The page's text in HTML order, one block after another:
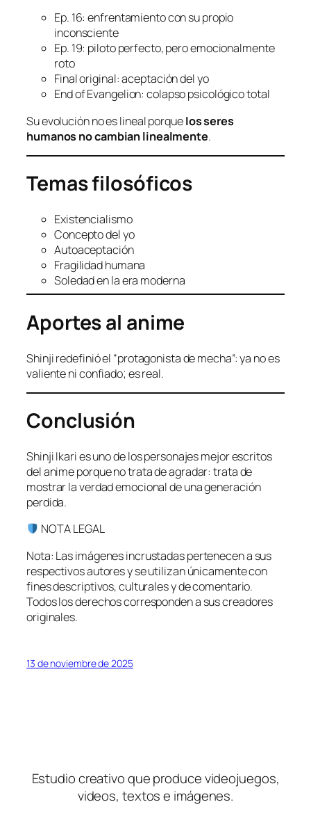
Ep. 16: enfrentamiento con su propio
inconsciente
Ep. 19: piloto perfecto, pero emocionalmente
roto
Final original: aceptación del yo
End of Evangelion: colapso psicológico total
Su evolución no es lineal porquelos seres
humanos no cambian linealmente.
Temas filosóficos
Existencialismo
Concepto del yo
Autoaceptación
Fragilidad humana
Soledad en la era moderna
Aportes al anime
Shinji redefinió el “protagonista de mecha”: ya no es
valiente ni confiado; es real.
Conclusión
Shinji Ikari es uno de los personajes mejor escritos
del anime porque no trata de agradar: trata de
mostrar la verdad emocional de una generación
perdida.
NOTA LEGAL
Nota: Las imágenes incrustadas pertenecen a sus
respectivos autores y se utilizan únicamente con
fines descriptivos, culturales y de comentario.
Todos los derechos corresponden a sus creadores
originales.
13 de noviembre de 2025
Estudio creativo que produce videojuegos,
videos, textos e imágenes.